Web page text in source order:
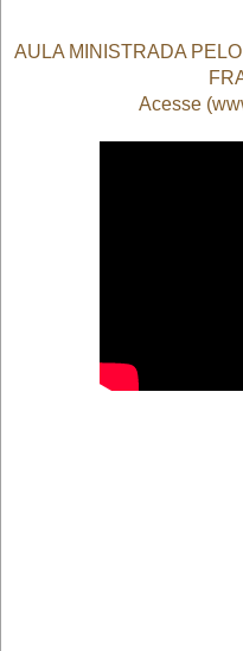
AULA MINISTRADA
Acesse